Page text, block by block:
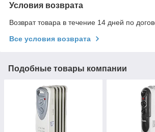
Условия возврата
Возврат товара в течение 14 дней по
Все условия возврата
Подобные товары компании